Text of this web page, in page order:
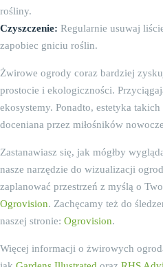
rośliny.
Czyszczenie: Regularnie usuwaj
zapobiec gniciu roślin.
Żwirowe ogrody coraz bardziej
prostocie i ekologiczności.
ekosystemy. Ponadto, estetyka
doceniana przez miłośników
Zastanawiasz się, jak mógłby
nasze narzędzie do wizualizacji
zaplanować przestrzeń z myślą o
Ogrovision. Zachęcamy też do
naszej stronie: Ogrovision.
Więcej informacji o żwirowych